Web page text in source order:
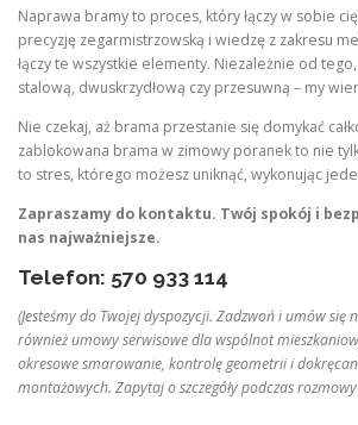
Naprawa bramy to proces, który łączy w sobie
precyzję zegarmistrzowską i wiedzę z zakresu
łączy te wszystkie elementy. Niezależnie od
stalową, dwuskrzydłową czy przesuwną – my
Nie czekaj, aż brama przestanie się domykać
zablokowana brama w zimowy poranek to nie
to stres, którego możesz uniknąć, wykonując
Zapraszamy do kontaktu. Twój spokój i
nas najważniejsze.
Telefon: 570 933 114
(Jesteśmy do Twojej dyspozycji. Zadzwoń i umów się
również umowy serwisowe dla wspólnot
okresowe smarowanie, kontrolę geometrii i
montażowych. Zapytaj o szczegóły podczas